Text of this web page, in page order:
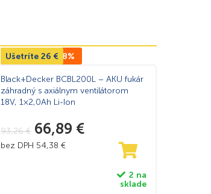
TOP CENA -28%
Ušetríte 26 €
Black+Decker BCBL200L – AKU fukár
záhradný s axiálnym ventilátorom
18V, 1×2,0Ah Li-Ion
93,26€ 66,89 €
bez DPH 54,38 €
2 na
sklade